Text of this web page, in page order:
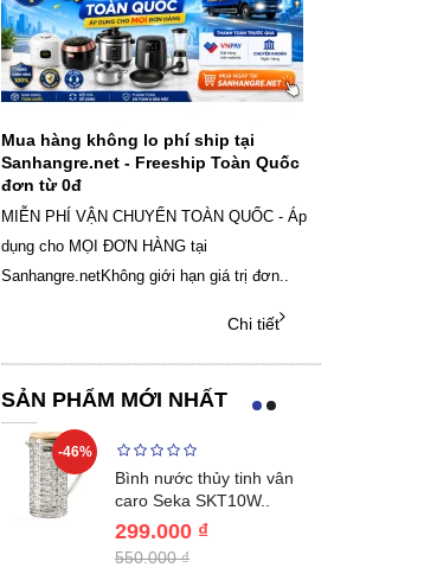
Mua hàng không lo phí ship tại
Sanhangre.net - Freeship Toàn Quốc
đơn từ 0đ
MIỄN PHÍ VẬN CHUYỂN TOÀN QUỐC - Áp
dụng cho MỌI ĐƠN HÀNG tại
Sanhangre.netKhông giới hạn giá trị đơn..
Chi tiết
SẢN PHẨM MỚI NHẤT
-46%
Bình nước thủy tinh vân
caro Seka SKT10W..
299.000 ₫
550.000 ₫